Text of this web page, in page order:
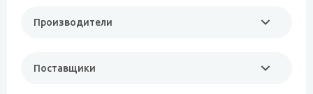
Производители
Поставщики